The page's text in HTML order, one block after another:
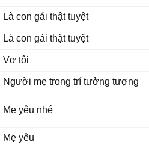
Là con gái thật tuyệt
Là con gái thật tuyệt
Vợ tôi
Người mẹ trong trí tưởng tượng
Mẹ yêu nhé
Mẹ yêu